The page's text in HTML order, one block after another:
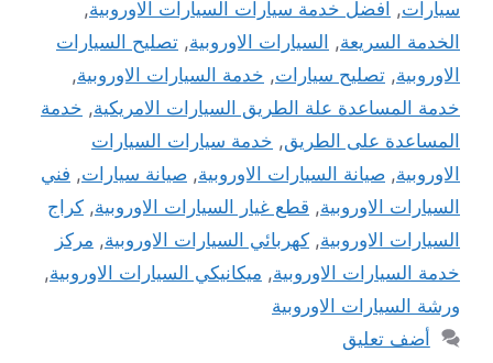
سيارات, افضل خدمة سيارات السيارات الاوروبية,
الخدمة السريعة, السيارات الاوروبية, تصليح السيارات
الاوروبية, تصليح سيارات, خدمة السيارات الاوروبية,
خدمة المساعدة علة الطريق السيارات الامريكية, خدمة
المساعدة على الطريق, خدمة سيارات السيارات
الاوروبية, صيانة السيارات الاوروبية, صيانة سيارات, فني
السيارات الاوروبية, قطع غيار السيارات الاوروبية, كراج
السيارات الاوروبية, كهربائي السيارات الاوروبية, مركز
خدمة السيارات الاوروبية, ميكانيكي السيارات الاوروبية,
ورشة السيارات الاوروبية
أضف تعليق